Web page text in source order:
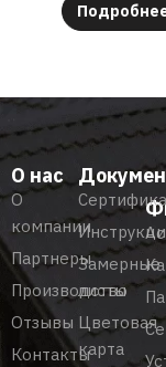
О нас
О
компании
Партнеры
Производство
Отзывы
Контакты
Замерные
листы
Цветовая
карта